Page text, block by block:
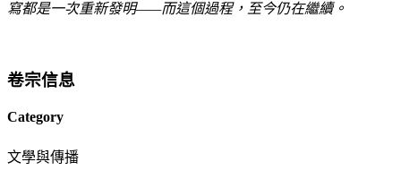
寫都是一次重新發明——而這個過程，至今仍在繼續。
卷宗信息
Category
文學與傳播